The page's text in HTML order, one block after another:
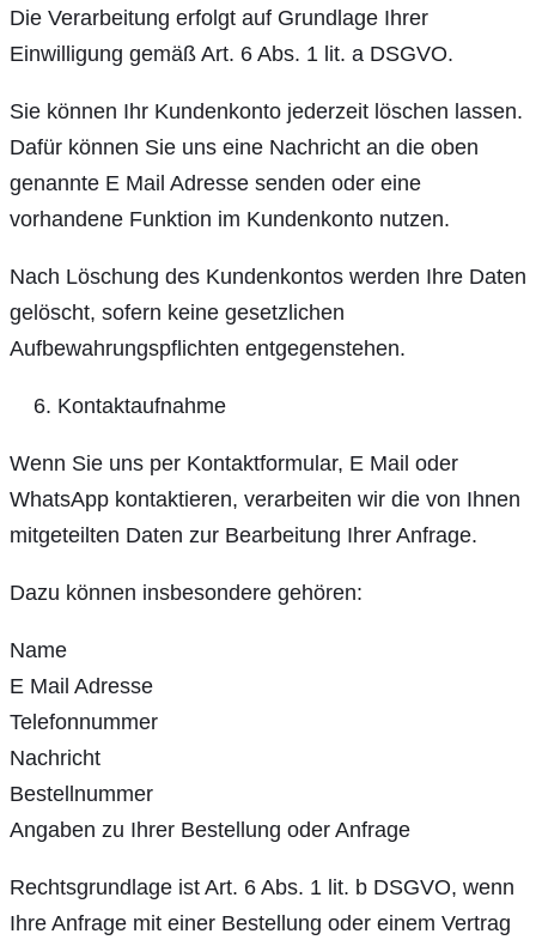
Die Verarbeitung erfolgt auf Grundlage Ihrer
Einwilligung gemäß Art. 6 Abs. 1 lit. a DSGVO.
Sie können Ihr Kundenkonto jederzeit löschen lassen.
Dafür können Sie uns eine Nachricht an die oben
genannte E Mail Adresse senden oder eine
vorhandene Funktion im Kundenkonto nutzen.
Nach Löschung des Kundenkontos werden Ihre Daten
gelöscht, sofern keine gesetzlichen
Aufbewahrungspflichten entgegenstehen.
Kontaktaufnahme
Wenn Sie uns per Kontaktformular, E Mail oder
WhatsApp kontaktieren, verarbeiten wir die von Ihnen
mitgeteilten Daten zur Bearbeitung Ihrer Anfrage.
Dazu können insbesondere gehören:
Name
E Mail Adresse
Telefonnummer
Nachricht
Bestellnummer
Angaben zu Ihrer Bestellung oder Anfrage
Rechtsgrundlage ist Art. 6 Abs. 1 lit. b DSGVO, wenn
Ihre Anfrage mit einer Bestellung oder einem Vertrag